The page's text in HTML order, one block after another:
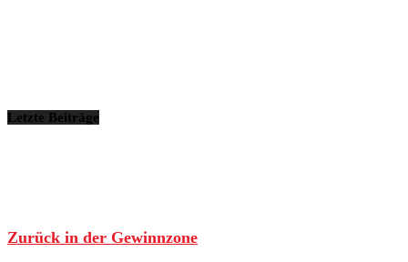
Letzte Beiträge
Zurück in der Gewinnzone